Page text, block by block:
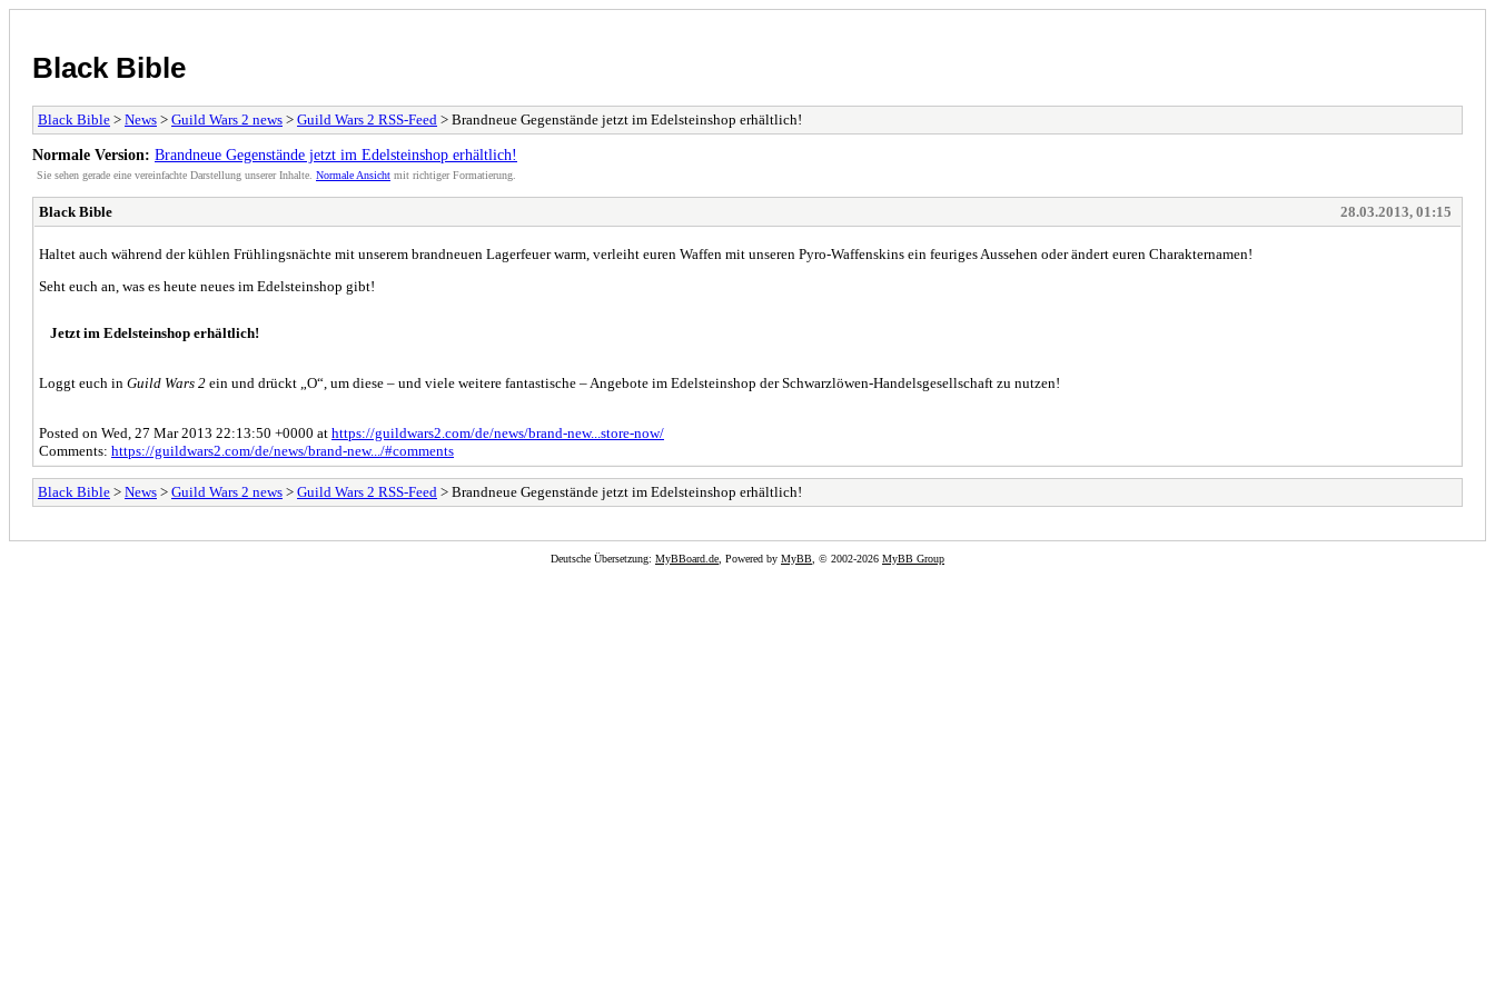
Black Bible
Black Bible > News > Guild Wars 2 news > Guild Wars 2 RSS-Feed > Brandneue Gegenstände jetzt im Edelsteinshop erhältlich!
Normale Version: Brandneue Gegenstände jetzt im Edelsteinshop erhältlich!
Sie sehen gerade eine vereinfachte Darstellung unserer Inhalte. Normale Ansicht mit richtiger Formatierung.
Black Bible 28.03.2013, 01:15
Haltet auch während der kühlen Frühlingsnächte mit unserem brandneuen Lagerfeuer warm, verleiht euren Waffen mit unseren Pyro-Waffenskins ein feuriges Aussehen oder ändert euren Charakternamen!
Seht euch an, was es heute neues im Edelsteinshop gibt!
Jetzt im Edelsteinshop erhältlich!
Loggt euch in Guild Wars 2 ein und drückt „O“, um diese – und viele weitere fantastische – Angebote im Edelsteinshop der Schwarzlöwen-Handelsgesellschaft zu nutzen!
Posted on Wed, 27 Mar 2013 22:13:50 +0000 at https://guildwars2.com/de/news/brand-new...store-now/
Comments: https://guildwars2.com/de/news/brand-new.../#comments
Black Bible > News > Guild Wars 2 news > Guild Wars 2 RSS-Feed > Brandneue Gegenstände jetzt im Edelsteinshop erhältlich!
Deutsche Übersetzung: MyBBoard.de , Powered by MyBB , © 2002-2026 MyBB Group